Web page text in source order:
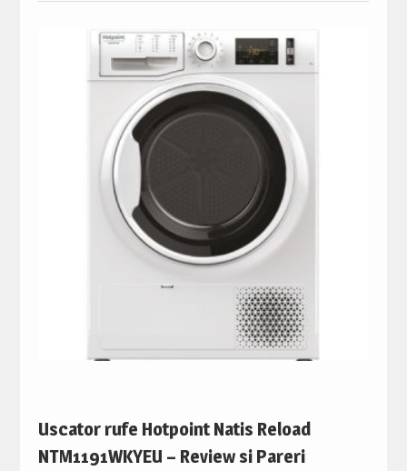
Uscator rufe Hotpoint Natis Reload
NTM1191WKYEU – Review si Pareri